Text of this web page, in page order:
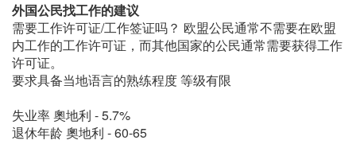
外国公民找工作的建议
需要工作许可证/工作签证吗？ 欧盟公民通常不需要在欧盟
内工作的工作许可证，而其他国家的公民通常需要获得工作
许可证。
要求具备当地语言的熟练程度 等级有限
失业率 奧地利 - 5.7%
退休年龄 奧地利 - 60-65